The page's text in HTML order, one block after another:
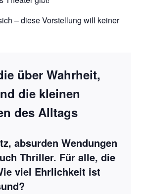
– diese Vorstellung will keiner
über Wahrheit,
die kleinen
des Alltags
absurden Wendungen
Thriller. Für alle, die
viel Ehrlichkeit ist